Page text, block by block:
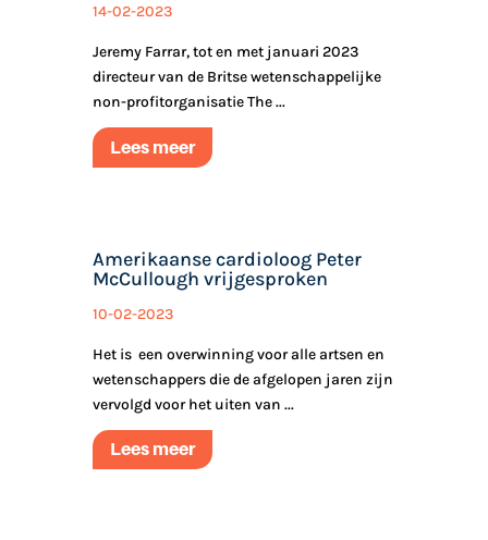
14-02-2023
Jeremy Farrar, tot en met januari 2023
directeur van de Britse wetenschappelijke
non-profitorganisatie The ...
Lees meer
Amerikaanse cardioloog Peter
McCullough vrijgesproken
10-02-2023
Het is een overwinning voor alle artsen en
wetenschappers die de afgelopen jaren zijn
vervolgd voor het uiten van ...
Lees meer